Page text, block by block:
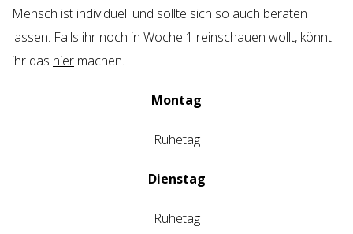
Mensch ist individuell und sollte sich so auch beraten
lassen. Falls ihr noch in Woche 1 reinschauen wollt, könnt
ihr das hier machen.
Montag
Ruhetag
Dienstag
Ruhetag